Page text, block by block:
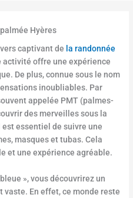
Hyères
captivant de la randonnée
activité offre une expérience
De plus, connue sous le nom
inoubliables. Par
appelée PMT (palmes-
des merveilles sous la
essentiel de suivre une
masques et tubas. Cela
et une expérience agréable.
», vous découvrirez un
En effet, ce monde reste